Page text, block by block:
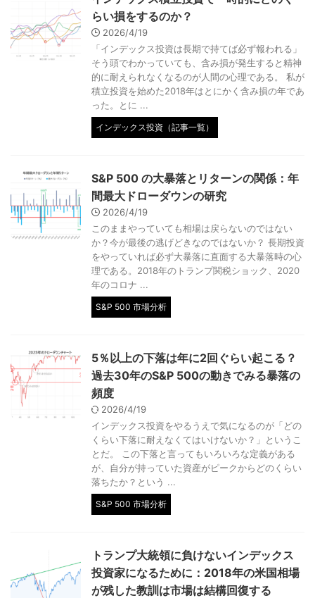
らい損をするのか？
2026/4/19
「インデックス投資は長期で持てば必ず報われる」
そう頭でわかっていても、含み損が発生すると精神
的に耐えられなくなるのが人間の心理である。 私が
積立投資を始めた2018年はとにかく含み損の年であ
った。とに ...
インデックス投資（記事一覧）
S&P 500 の大暴落とリターンの関係：年
間最大ドローダウンの研究
2026/4/19
このままやっていても相場は戻らないのではない
か？今が最後の逃げどきなのではないか？ 長期投資
をやっていれば必ず大暴落に直面する大暴落時の心
理である。2018年のトランプ関税ショック、2020
年のコロナ ...
S&P 500 市場分析
5％以上の下落は年に2回ぐらい起こる？
過去30年のS&P 500の動きでみる暴落の
頻度
2026/4/19
インデックス投資をやるうえで気になるのが「どの
くらい下落に耐えなくてはいけないか？」というこ
とだ。 この下落と言ってもいろいろな定義がある
が、自分が持っていた資産がピークからどのくらい
落ちたか？という ...
S&P 500 市場分析
トランプ大統領に負けないインデックス
投資家になるために：2018年の米国相場
が残した教訓は市場は結構回復する